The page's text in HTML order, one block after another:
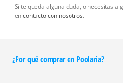
Si te queda alguna duda, o necesitas
encontacto con nosotros.
¿Por qué comprar en Poolaria?